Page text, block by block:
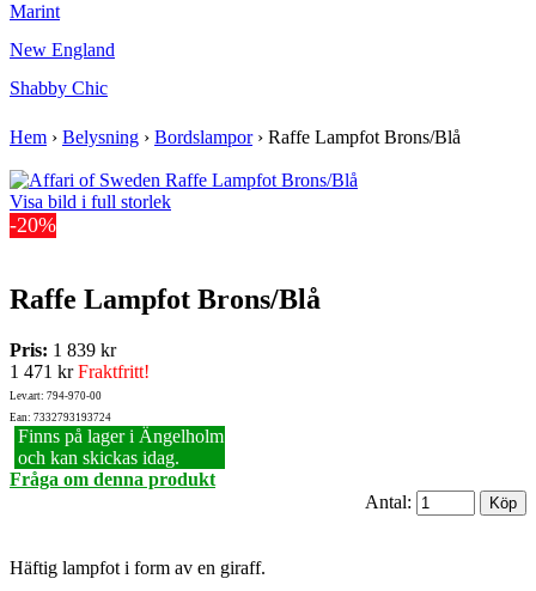
Marint
New England
Shabby Chic
Hem › Belysning › Bordslampor› Raffe Lampfot Brons/Blå
Visa bild i full storlek
-20%
Raffe Lampfot Brons/Blå
Pris: 1 839 kr
1 471 krFraktfritt!
Lev.art: 794-970-00
Ean: 7332793193724
Finns på lager i Ängelholm
och kan skickas idag.
Fråga om denna produkt
Antal:
Häftig lampfot i form av en giraff.